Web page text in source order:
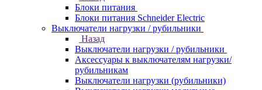
Блоки питания
Блоки питания Schneider Electric
Выключатели нагрузки / рубильники
Назад
Выключатели нагрузки / рубильники
Аксессуары к выключателям нагрузки/
рубильникам
Выключатели нагрузки (рубильники)